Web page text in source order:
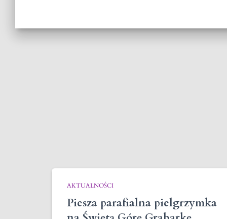
AKTUALNOŚCI
Piesza parafialna pielgrzymka